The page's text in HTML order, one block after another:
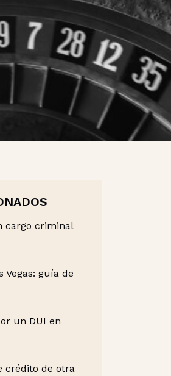
cargo criminal
Vegas: guía de
un DUI en
crédito de otra